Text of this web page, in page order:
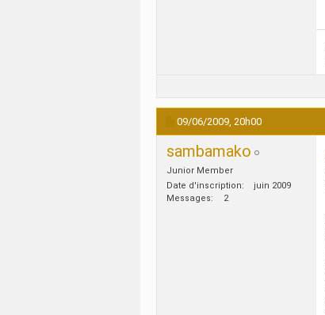
09/06/2009, 20h00
sambamako
Junior Member
Date d'inscription
juin 2009
Messages
2